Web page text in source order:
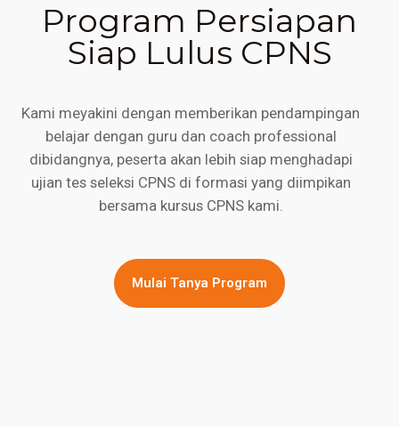
Program Persiapan
Siap Lulus CPNS
Kami meyakini dengan memberikan pendampingan
belajar dengan guru dan coach professional
dibidangnya, peserta akan lebih siap menghadapi
ujian tes seleksi CPNS di formasi yang diimpikan
bersama kursus CPNS kami.
Mulai Tanya Program